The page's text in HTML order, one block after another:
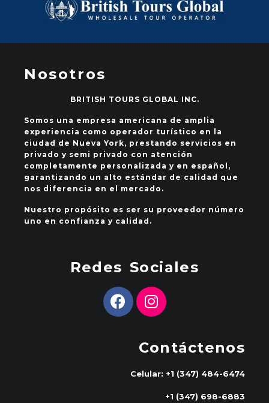
Nosotros
BRITISH TOURS GLOBAL INC.
Somos una empresa americana de amplia
experiencia como operador turístico en la
ciudad de Nueva York, prestando servicios en
privado y semi privado con atención
completamente personalizada y en español,
garantizando un alto estándar de calidad que
nos diferencia en el mercado.
Nuestro propósito es ser su proveedor número
uno en confianza y calidad.
Redes Sociales
Contáctenos
Celular: +1 (347) 484-6474
+1 (347) 698-6883